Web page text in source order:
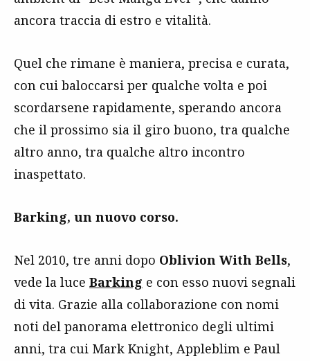
ancora traccia di estro e vitalità.
Quel che rimane è maniera, precisa e curata,
con cui baloccarsi per qualche volta e poi
scordarsene rapidamente, sperando ancora
che il prossimo sia il giro buono, tra qualche
altro anno, tra qualche altro incontro
inaspettato.
Barking, un nuovo corso.
Nel 2010, tre anni dopo Oblivion With Bells,
vede la luce Barking e con esso nuovi segnali
di vita. Grazie alla collaborazione con nomi
noti del panorama elettronico degli ultimi
anni, tra cui Mark Knight, Appleblim e Paul